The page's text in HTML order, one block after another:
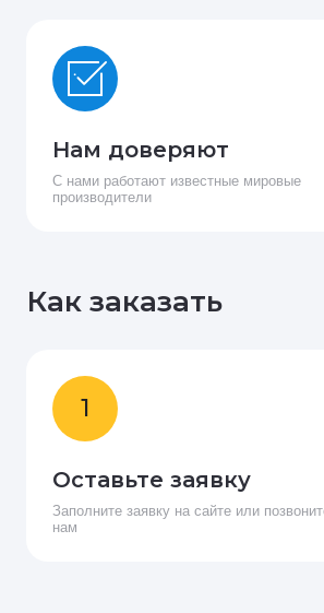
Нам доверяют
С нами работают известные мировые
производители
Как заказать
1
Оставьте заявку
Заполните заявку на сайте или
нам